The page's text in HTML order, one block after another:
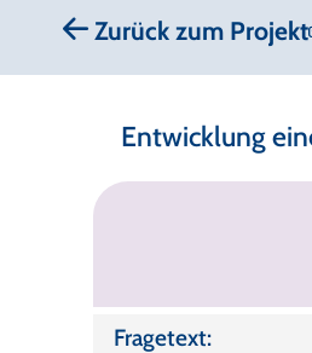
Zurück zum Projekt
Entwicklung
Fragetext: